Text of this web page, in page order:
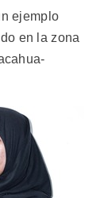
ejemplo
en la zona